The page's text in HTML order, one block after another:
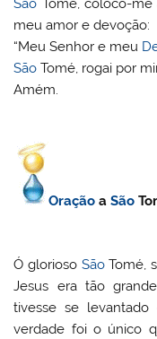
meu amor e devoção:
“Meu Senhor e meu
São Tomé, rogai por
Amém.
Oração aSão
Ó glorioso SãoTomé,
Jesus era tão
tivesse se
verdade foi o único